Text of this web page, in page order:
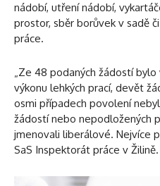
nádobí, utření nádobí,
prostor, sběr borůvek v sadě
práce.
„Ze 48 podaných žádostí
výkonu lehkých prací, devět
osmi případech povolení
žádostí nebo nepodložených
jmenovali liberálové. Nejvíce
SaS Inspektorát práce v Žilině.